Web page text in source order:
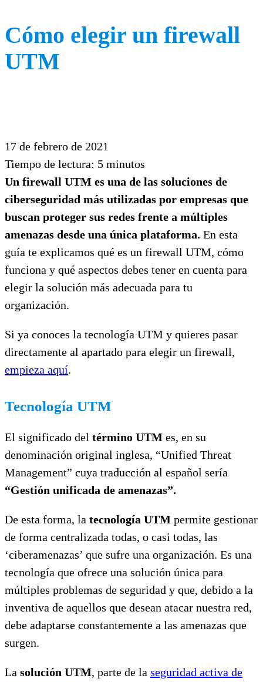
Cómo elegir un firewall
UTM
17 de febrero de 2021
Tiempo de lectura: 5 minutos
Un firewall UTM es una de las soluciones de
ciberseguridad más utilizadas por empresas que
buscan proteger sus redes frente a múltiples
amenazas desde una única plataforma. En esta
guía te explicamos qué es un firewall UTM, cómo
funciona y qué aspectos debes tener en cuenta para
elegir la solución más adecuada para tu
organización.
Si ya conoces la tecnología UTM y quieres pasar
directamente al apartado para elegir un firewall,
empieza aquí.
Tecnología UTM
El significado del término UTM es, en su
denominación original inglesa, “Unified Threat
Management” cuya traducción al español sería
“Gestión unificada de amenazas”.
De esta forma, la tecnología UTM permite gestionar
de forma centralizada todas, o casi todas, las
‘ciberamenazas’ que sufre una organización. Es una
tecnología que ofrece una solución única para
múltiples problemas de seguridad y que, debido a la
inventiva de aquellos que desean atacar nuestra red,
debe adaptarse constantemente a las amenazas que
surgen.
La solución UTM, parte de la seguridad activa de